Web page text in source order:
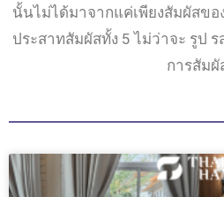
นั้นไม่ได้มาจากแค่เพียงสัมผัสข
ประสาทสัมผัสทั้ง 5 ไม่ว่าจะ รูป ร
การสัมผั